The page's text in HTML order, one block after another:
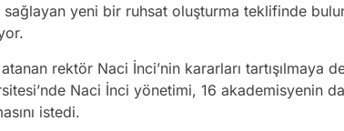
sağlayan yeni bir ruhsat oluşturma teklifinde
atanan rektör Naci İnci’nin kararları tartışılmaya
Naci İnci yönetimi, 16 akademisyenin
istedi.